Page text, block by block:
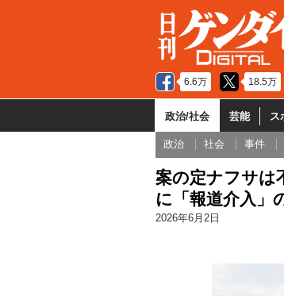
6.6万 18.5万
政治/社会 芸能 ス
政治 社会 事件
案の定ナフサは
に「報道介入」
2026年6月2日